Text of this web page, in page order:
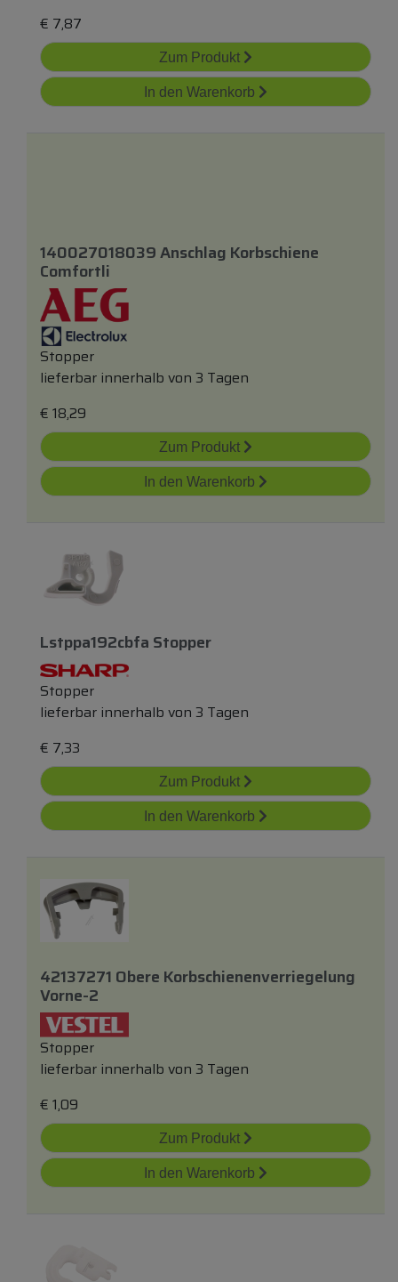
€ 7,87
Zum Produkt
In den Warenkorb
140027018039 Anschlag Korbschiene
Comfortli
Stopper
lieferbar innerhalb von 3 Tagen
€ 18,29
Zum Produkt
In den Warenkorb
Lstppa192cbfa Stopper
Stopper
lieferbar innerhalb von 3 Tagen
€ 7,33
Zum Produkt
In den Warenkorb
42137271 Obere Korbschienenverriegelung
Vorne-2
Stopper
lieferbar innerhalb von 3 Tagen
€ 1,09
Zum Produkt
In den Warenkorb